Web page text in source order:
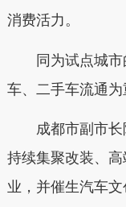
消费活力。
同为试点城市
车、二手车流通为
成都市副市长
持续集聚改装、
业，并催生汽车